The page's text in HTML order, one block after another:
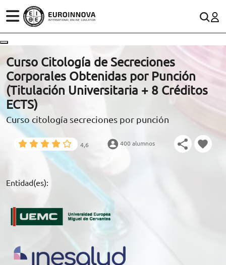
ÁREAS
ESTUDIOS
CONOCE EUROINNOVA
BECAS Y FINANCIACIÓN
RECURSOS EDUCATIVOS
(+34)958 050 200(gratuito en España)
900 831 200
formacion@euroinnova.com
TRABAJA CON NOSOTROS
Curso Citología de Secreciones
Corporales Obtenidas por Punción
(Titulación Universitaria + 8 Créditos
ECTS)
Curso citología secreciones por punción
4,6 400 alumnos
Entidad(es):